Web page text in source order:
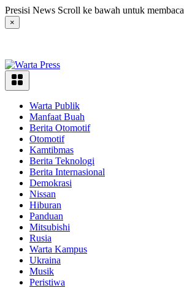
Langsung
ke
konten
Presisi News Scroll ke bawah untuk membaca
×
Warta Publik
Manfaat Buah
Berita Otomotif
Otomotif
Kamtibmas
Berita Teknologi
Berita Internasional
Demokrasi
Nissan
Hiburan
Panduan
Mitsubishi
Rusia
Warta Kampus
Ukraina
Musik
Peristiwa